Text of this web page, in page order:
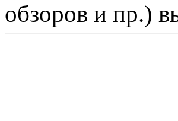
обзоров и пр.)